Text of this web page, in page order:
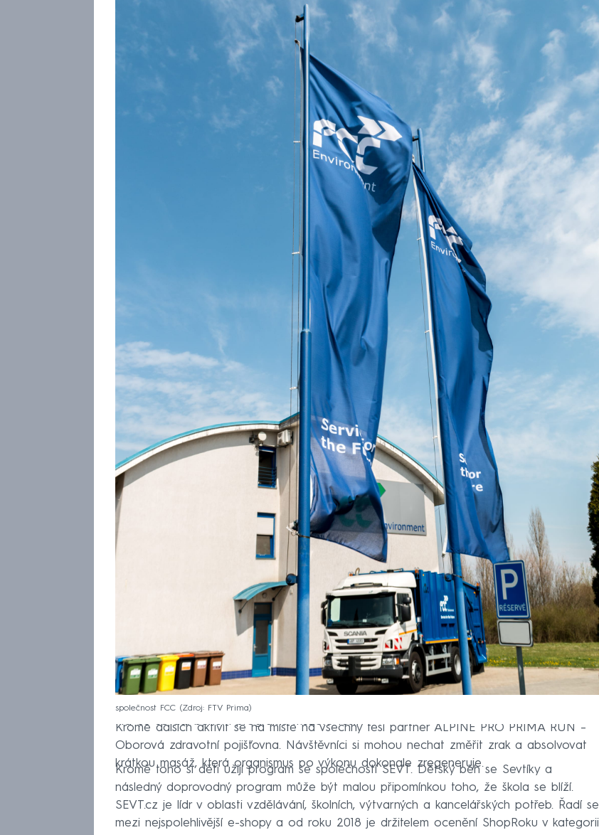
společnost FCC Zdroj: FTV Prima
Na co se dál během programu můžete těšit?
Kromě dalších aktivit se na místě na všechny těší partner ALPINE PRO PRIMA RUN –
Oborová zdravotní pojišťovna. Návštěvníci si mohou nechat změřit zrak a absolvovat
krátkou masáž, která organismus po výkonu dokonale zregeneruje.
Kromě toho si děti užijí program se společností SEVT. Dětský běh se Sevtíky a
následný doprovodný program může být malou připomínkou toho, že škola se blíží.
SEVT.cz je lídr v oblasti vzdělávání, školních, výtvarných a kancelářských potřeb. Řadí se
mezi nejspolehlivější e-shopy a od roku 2018 je držitelem ocenění ShopRoku v kategorii